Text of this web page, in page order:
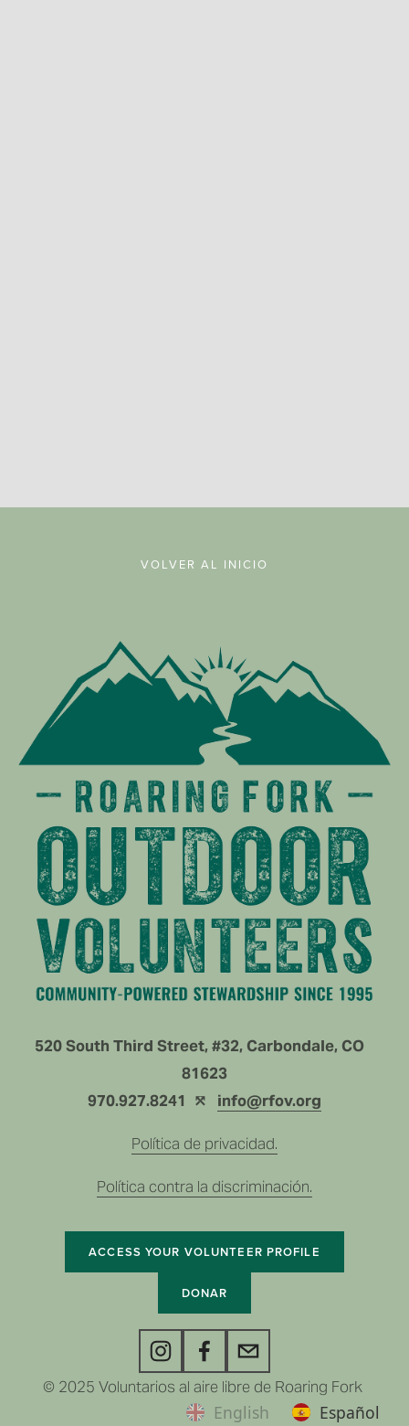
VOLVER AL INICIO
520 South Third Street, #32, Carbondale, CO
81623
970.927.8241  ⤲
info@rfov.org
Política de privacidad.
Política contra la discriminación.
ACCESS YOUR VOLUNTEER PROFILE
DONAR
© 2025 Voluntarios al aire libre de Roaring Fork
English Español